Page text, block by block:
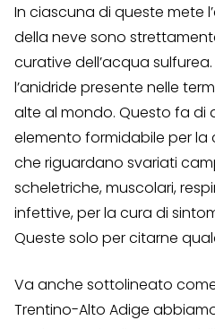
In ciascuna di queste mete
della neve sono
curative dell’acqua
l’anidride presente nelle
alte al mondo. Questo fa di
elemento formidabile per
che riguardano svariati
scheletriche, muscolari,
infettive, per la cura di
Queste solo per citarne
Va anche sottolineato
Trentino-Alto Adige